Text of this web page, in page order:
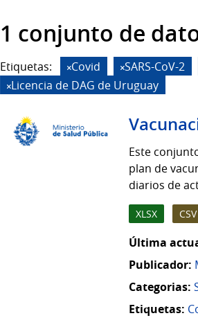
1 conjunto de
Etiquetas: Covid SARS-CoV-2
Licencia de DAG de Uruguay
Este
plan de
diarios de
XLSX CSV
Última
Publicador:
Categorias:
Etiquetas: